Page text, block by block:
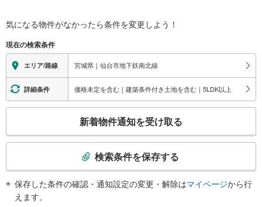
各店舗ではキッズスペースも完備！お子様連れのご家族様で是非お越しく
ださい。
営業時間:10:00～18:00（定休日火・水曜日※店舗により変動あり）
現地のご案内も可能ですので、どうぞお気軽にお問い合わせください！
気になる物件がなかったら条件を変更しよう！
現在の検索条件
エリア/路線 宮城県｜仙台市地下鉄南北線
詳細条件 価格未定を含む｜建築条件付き土地を含む｜5LDK以上
検
新着物件通知を受け取る
検索条件を保存する
保存した条件の確認・通知設定の変更・解除はマイページから行
えます。